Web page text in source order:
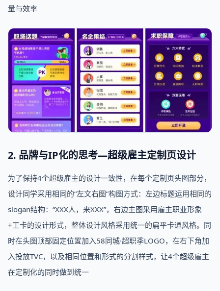
量与效率
2. 品牌与IP化的思考—超级雇主定制页设计
为了保持4个超级雇主的设计一致性，在每个定制页头图部分，
设计同学采用相同的“左文右图”构图方式：左边标题运用相同的
slogan结构：“XXX人，来XXX”，右边主图采用雇主职业形象
+工卡的设计形式，整体设计风格采用统一的扁平卡通风格。同
时在头图顶部固定位置加入58同城·超职季LOGO，在右下角加
入投放TVC，以及相同位置和形式的分割样式，让4个超级雇主
在定制化的同时做到统一